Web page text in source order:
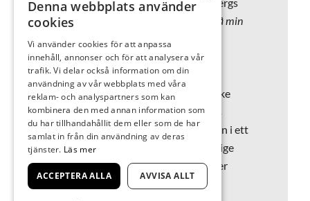
skulpturgrupp
I drömmen gick jag på min
barndoms gator igen
placerad sedan 2024.
Vid boksläppet presenterar Lars-Åke
Åberg boken tillsammans med dess
grafiske formgivare Mats Fredrikson i ett
samtal med Wärenstams konstnärlige
ledare Love Jönsson. Boken kommer
finnas till försäljning.
Denna webbplats använder
cookies
Vi använder cookies för att anpassa
innehåll, annonser och för att analysera vår
trafik. Vi delar också information om din
användning av vår webbplats med våra
reklam- och analyspartners som kan
kombinera den med annan information som
du har tillhandahållit dem eller som de har
samlat in från din användning av deras
tjänster. Läs mer
ACCEPTERA ALLA AVVISA ALLT